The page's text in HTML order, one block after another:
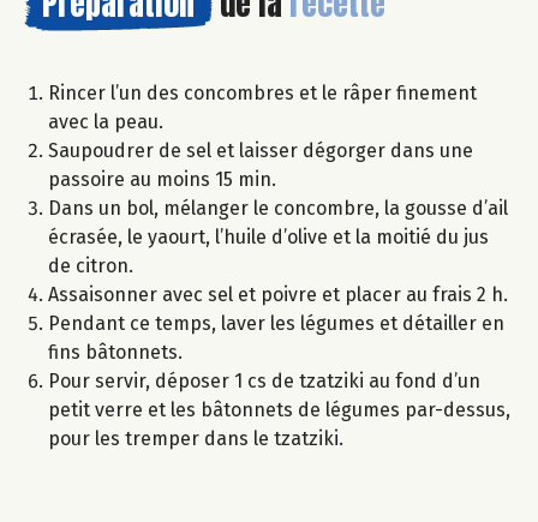
Rincer l’un des concombres et le râper finement
avec la peau.
Saupoudrer de sel et laisser dégorger dans une
passoire au moins 15 min.
Dans un bol, mélanger le concombre, la gousse d’ail
écrasée, le yaourt, l’huile d’olive et la moitié du jus
de citron.
Assaisonner avec sel et poivre et placer au frais 2 h.
Pendant ce temps, laver les légumes et détailler en
fins bâtonnets.
Pour servir, déposer 1 cs de tzatziki au fond d’un
petit verre et les bâtonnets de légumes par-dessus,
pour les tremper dans le tzatziki.